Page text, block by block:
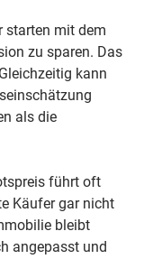
starten mit dem
zu sparen. Das
kann
als die
führt oft
Käufer gar nicht
bleibt
angepasst und